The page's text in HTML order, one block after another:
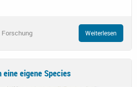
Forschung Weiterlesen
eigene Species